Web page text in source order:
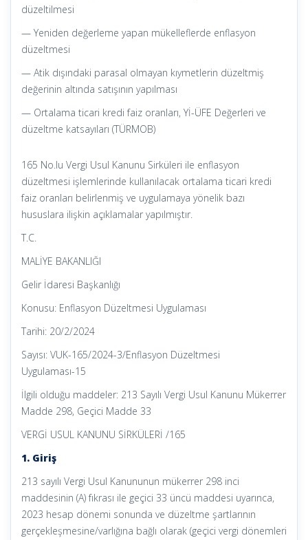
düzeltilmesi
— Yeniden değerleme yapan mükelleflerde enflasyon
düzeltmesi
— Atik dışındaki parasal olmayan kıymetlerin düzeltmiş
değerinin altında satışının yapılması
— Ortalama ticari kredi faiz oranları, Yİ-ÜFE Değerleri ve
düzeltme katsayıları (TÜRMOB)
165 No.lu Vergi Usul Kanunu Sirküleri ile enflasyon
düzeltmesi işlemlerinde kullanılacak ortalama ticari kredi
faiz oranları belirlenmiş ve uygulamaya yönelik bazı
hususlara ilişkin açıklamalar yapılmıştır.
T.C.
MALİYE BAKANLIĞI
Gelir İdaresi Başkanlığı
Konusu: Enflasyon Düzeltmesi Uygulaması
Tarihi: 20/2/2024
Sayısı: VUK-165/2024-3/Enflasyon Düzeltmesi
Uygulaması-15
İlgili olduğu maddeler: 213 Sayılı Vergi Usul Kanunu Mükerrer
Madde 298, Geçici Madde 33
VERGİ USUL KANUNU SİRKÜLERİ /165
1. Giriş
213 sayılı Vergi Usul Kanununun mükerrer 298 inci
maddesinin (A) fıkrası ile geçici 33 üncü maddesi uyarınca,
2023 hesap dönemi sonunda ve düzeltme şartlarının
gerçekleşmesine/varlığına bağlı olarak (geçici vergi dönemleri